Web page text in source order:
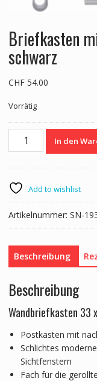
Briefkasten
schwarz
CHF54.00
Vorrätig
Briefkasten
x
30
cm
schwarz
In den
Add to wishlist
Artikelnummer: SN-
Beschreibung
Beschreibung
Wandbriefkasten 33
Postkasten mit
Schlichtes
Sichtfenstern
Fach für die